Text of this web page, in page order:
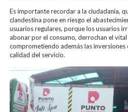
Es importante recordar a la ciudadanía,
clandestina pone en riesgo el
usuarios regulares, porque los usuarios
abonar por el consumo, derrochan el
comprometiendo además las inversiones
calidad del servicio.